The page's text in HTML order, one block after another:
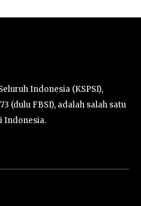
Indonesia (KSPSI),
(dulu FBSI), adalah salah satu
Indonesia.